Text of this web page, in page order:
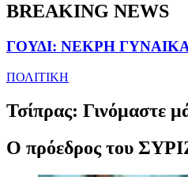
BREAKING NEWS
ΓΟΥΔΙ: ΝΕΚΡΗ
ΠΟΛΙΤΙΚΗ
Τσίπρας: Γινόμαστε
Ο πρόεδρος του